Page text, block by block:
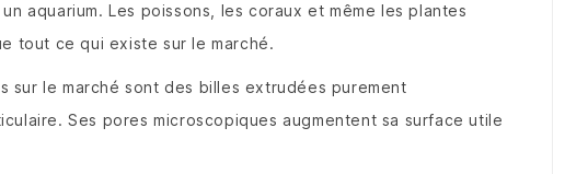
aquarium.Les poissons, les coraux et même les plantes
tout ce qui existe sur le marché.
sur le marché sont des billes extrudées purement
Ses pores microscopiques augmentent sa surface utile